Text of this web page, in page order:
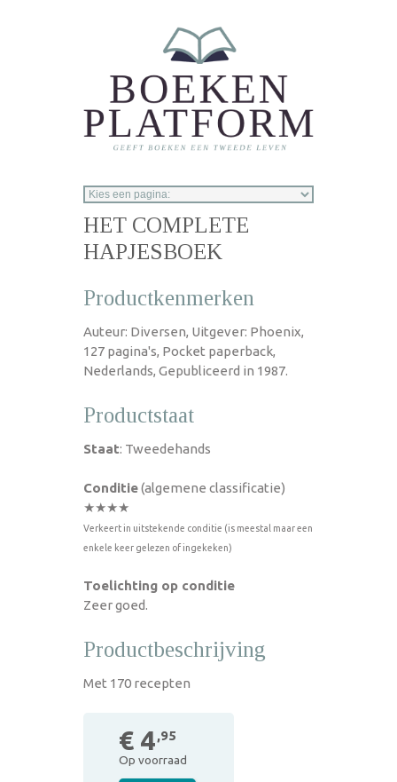
HET COMPLETE
HAPJESBOEK
Productkenmerken
Auteur: Diversen, Uitgever: Phoenix,
127 pagina's, Pocket paperback,
Nederlands, Gepubliceerd in 1987.
Productstaat
Staat: Tweedehands
Conditie(algemene classificatie)
★★★★
Verkeert in uitstekende conditie (is meestal maar een
enkele keer gelezen of ingekeken)
Toelichting op conditie
Zeer goed.
Productbeschrijving
Met 170 recepten
€ 4,95
Op voorraad